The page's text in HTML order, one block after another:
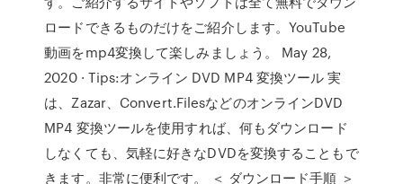
ロードできるものだけをご紹介します。YouTube
動画をmp4変換して楽しみましょう。 May 28,
2020 · Tips:オンライン DVD MP4 変換ツール 実
は、Zazar、Convert.FilesなどのオンラインDVD
MP4 変換ツールを使用すれば、何もダウンロード
しなくても、気軽に好きなDVDを変換することもで
きます。非常に便利です。 ＜ ダウンロード手順 ＞